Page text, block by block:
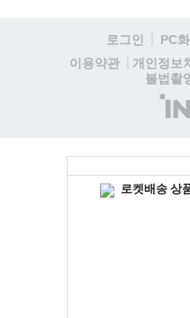
로그인 PC
이용약관
개인정보
불법촬